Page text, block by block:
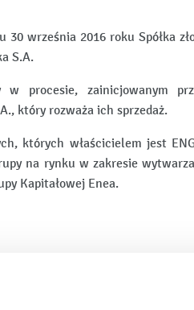
września 2016 roku Spółka
S.A.
procesie, zainicjowanym
który rozważa ich sprzedaż.
których właścicielem jest
na rynku w zakresie
Kapitałowej Enea.